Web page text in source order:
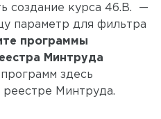
создание курса 46.В. —
параметр для фильтра
программы
Минтруда
здесь
реестре Минтруда.